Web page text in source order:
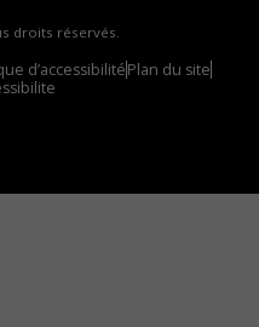
droits réservés.
d’accessibilitéPlan du site